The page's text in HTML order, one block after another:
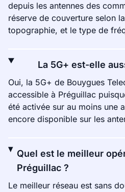
depuis les antennes des
réserve de couverture selon
topographie, et le type de
La 5G+ est-elle
Oui, la 5G+ de Bouygues
accessible à Préguillac
été activée sur au moins une
encore disponible sur les
Quel est le meilleur
Préguillac ?
Le meilleur réseau est sans